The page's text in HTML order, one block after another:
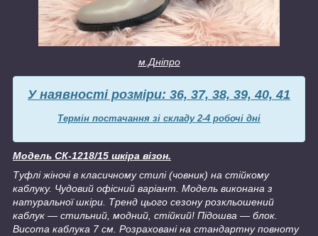
м.Дніпро
У наявності розміри: 36, 37, 38, 39, 40, 41
Термін постачання зі складу 2-4 робочі дні
Модель СК-1218/15 шкіра візон.
Туфлі жіночі в класичному стилі (човник) на стійкому
каблуку. Чудовий офісний варіант. Модель виконана з
натуральної шкіри. Тренд цього сезону розкльошений
каблук — стильний, модний, стійкий! Підошва — блок.
Висота каблука 7 см. Розраховані на стандартну повноту